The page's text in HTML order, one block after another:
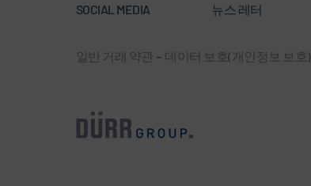
SOCIAL MEDIA 뉴스 레터
일반 거래 약관 - 데이터 보호(개인정보 보호